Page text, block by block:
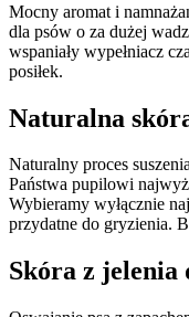
Mocny aromat i
dla psów o za dużej
wspaniały wypełniacz
posiłek.
Naturalna
Naturalny proces
Państwa pupilowi
Wybieramy wyłącznie
przydatne do gryzienia.
Skóra z jelenia